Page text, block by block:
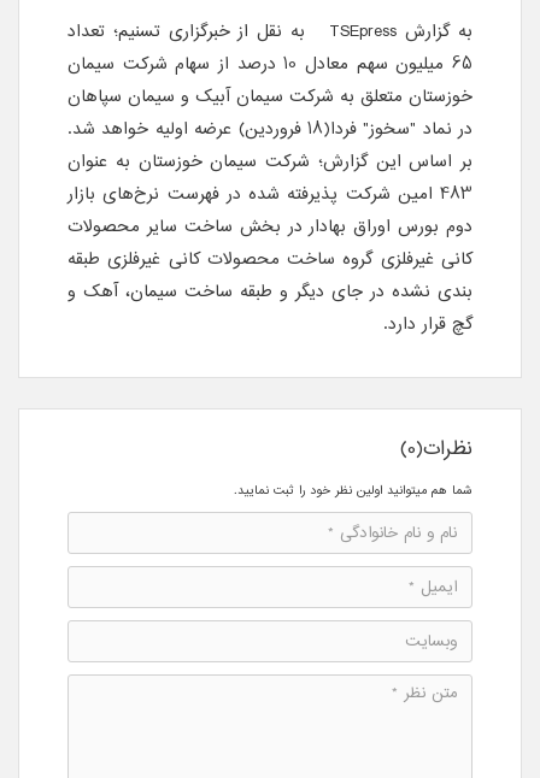
به گزارش TSEpress به نقل ازخبرگزاری تسنیم؛ تعداد
65 میلیون سهم معادل 10 درصد از سهام شرکت سیمان
خوزستان متعلق به شرکت سیمان آبیک و سیمان سپاهان
در نماد "سخوز" فردا(18 فروردین) عرضه اولیه خواهد شد.
بر اساس این گزارش؛ شرکت سیمان خوزستان به عنوان
483 امین شرکت پذیرفته شده در فهرست نرخ‌های بازار
دوم بورس اوراق بهادار در بخش ساخت سایر محصولات
کانی غیرفلزی گروه ساخت محصولات کانی غیرفلزی طبقه
بندی نشده در جای دیگر و طبقه ساخت سیمان، آهک و
گچ قرار دارد.
نظرات(0)
شما هم میتوانید اولین نظر خود را ثبت نمایید.